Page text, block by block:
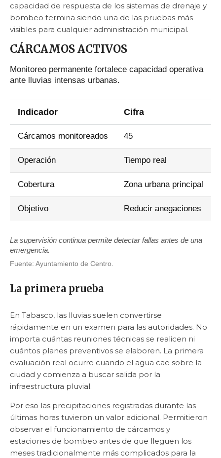
capacidad de respuesta de los sistemas de drenaje y
bombeo termina siendo una de las pruebas más
visibles para cualquier administración municipal.
CÁRCAMOS ACTIVOS
Monitoreo permanente fortalece capacidad operativa
ante lluvias intensas urbanas.
Indicador Cifra
Cárcamos monitoreados 45
Operación Tiempo real
Cobertura Zona urbana principal
Objetivo Reducir anegaciones
La supervisión continua permite detectar fallas antes de una
emergencia.
Fuente: Ayuntamiento de Centro.
La primera prueba
En Tabasco, las lluvias suelen convertirse
rápidamente en un examen para las autoridades. No
importa cuántas reuniones técnicas se realicen ni
cuántos planes preventivos se elaboren. La primera
evaluación real ocurre cuando el agua cae sobre la
ciudad y comienza a buscar salida por la
infraestructura pluvial.
Por eso las precipitaciones registradas durante las
últimas horas tuvieron un valor adicional. Permitieron
observar el funcionamiento de cárcamos y
estaciones de bombeo antes de que lleguen los
meses tradicionalmente más complicados para la